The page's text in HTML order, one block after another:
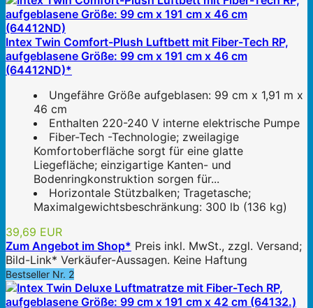
Intex Twin Comfort-Plush Luftbett mit Fiber-Tech RP,
aufgeblasene Größe: 99 cm x 191 cm x 46 cm
(64412ND)*
Ungefähre Größe aufgeblasen: 99 cm x 1,91 m x
46 cm
Enthalten 220-240 V interne elektrische Pumpe
Fiber-Tech -Technologie; zweilagige
Komfortoberfläche sorgt für eine glatte
Liegefläche; einzigartige Kanten- und
Bodenringkonstruktion sorgen für...
Horizontale Stützbalken; Tragetasche;
Maximalgewichtsbeschränkung: 300 lb (136 kg)
39,69 EUR
Zum Angebot im Shop* Preis inkl. MwSt., zzgl. Versand;
Bild-Link* Verkäufer-Aussagen. Keine Haftung
Bestseller Nr. 2